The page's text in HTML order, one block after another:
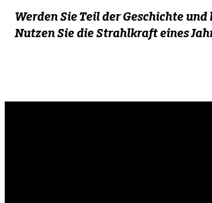
Werden Sie Teil der Geschichte
Nutzen Sie die Strahlkraft eines